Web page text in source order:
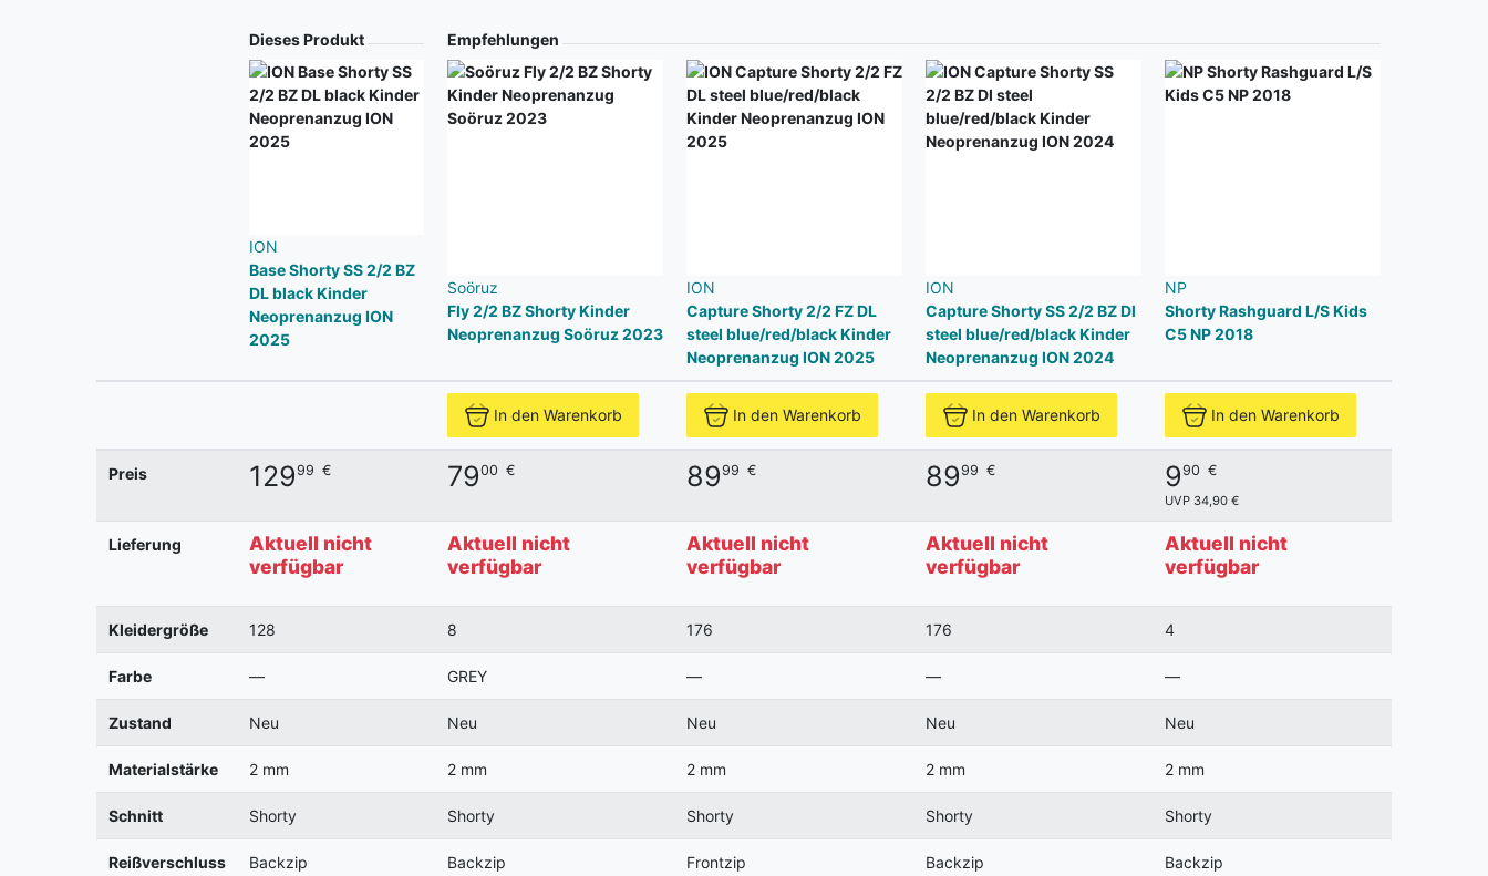
Dieses Produkt
ION
Base Shorty SS 2/2 BZ
DL black Kinder
Neoprenanzug ION
2025
Empfehlungen
Soöruz
Fly 2/2 BZ Shorty Kinder
Neoprenanzug Soöruz 2023
ION
Capture Shorty 2/2 FZ DL
steel blue/red/black Kinder
Neoprenanzug ION 2025
ION
Capture Shorty SS 2/2 BZ Dl
steel blue/red/black Kinder
Neoprenanzug ION 2024
NP
Shorty Rashguard L/S Kids
C5 NP 2018
In den Warenkorb In den Warenkorb In den Warenkorb In den Warenkorb
Preis 12999 € 7900 € 8999 € 8999 € 990 €
UVP 34,90 €
Lieferung
Aktuell nicht
verfügbar
Aktuell nicht
verfügbar
Aktuell nicht
verfügbar
Aktuell nicht
verfügbar
Aktuell nicht
verfügbar
Kleidergröße 128 8 176 176 4
Farbe — GREY — — —
Zustand Neu Neu Neu Neu Neu
Materialstärke 2 mm 2 mm 2 mm 2 mm 2 mm
Schnitt Shorty Shorty Shorty Shorty Shorty
Reißverschluss Backzip Backzip Frontzip Backzip Backzip